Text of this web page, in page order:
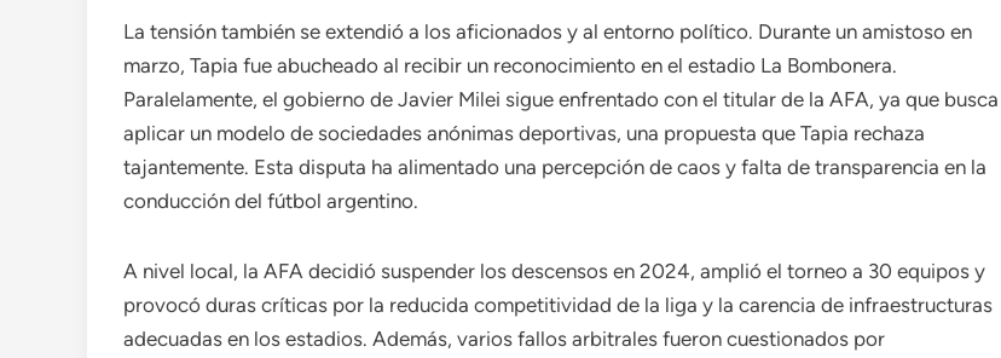
La tensión también se extendió a los aficionados y al entorno político. Durante un amistoso en
marzo, Tapia fue abucheado al recibir un reconocimiento en el estadio La Bombonera.
Paralelamente, el gobierno de Javier Milei sigue enfrentado con el titular de la AFA, ya que busca
aplicar un modelo de sociedades anónimas deportivas, una propuesta que Tapia rechaza
tajantemente. Esta disputa ha alimentado una percepción de caos y falta de transparencia en la
conducción del fútbol argentino.
A nivel local, la AFA decidió suspender los descensos en 2024, amplió el torneo a 30 equipos y
provocó duras críticas por la reducida competitividad de la liga y la carencia de infraestructuras
adecuadas en los estadios. Además, varios fallos arbitrales fueron cuestionados por